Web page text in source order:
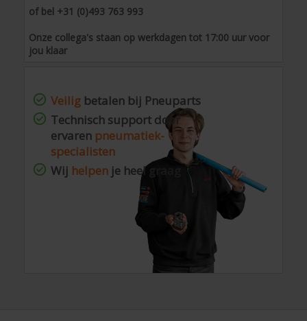
of bel +31 (0)493 763 993
Onze collega's staan op werkdagen tot 17:00 uur voor
jou klaar
Veilig betalen bij Pneuparts
Technisch support door
ervaren pneumatiek-
specialisten
Wij helpen je heel graag